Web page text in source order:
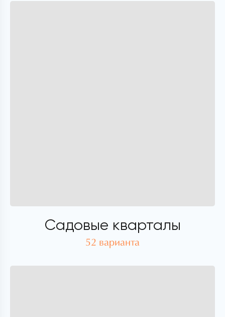
Садовые кварталы
52 варианта